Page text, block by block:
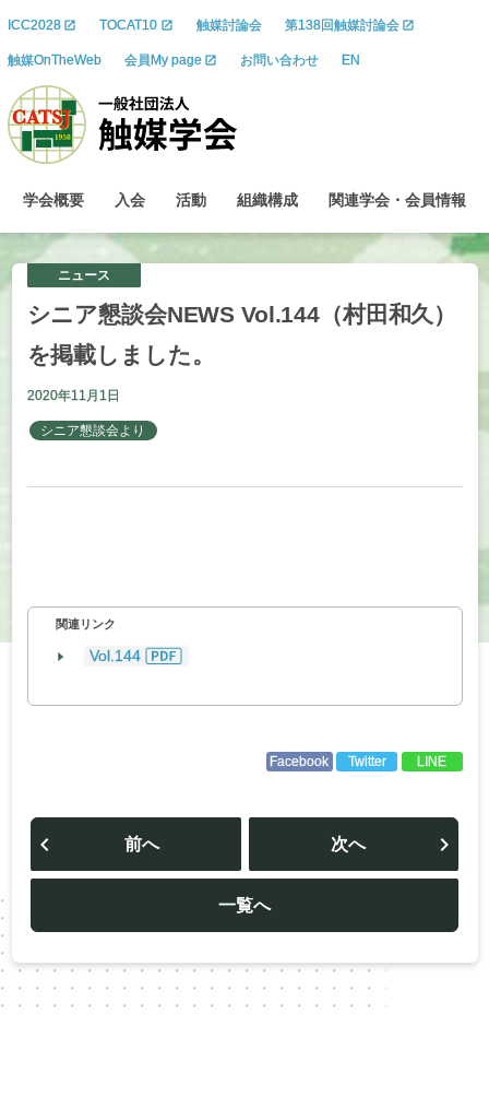
ICC2028 TOCAT10 触媒討論会 第138回触媒討論会
触媒OnTheWeb 会員My page お問い合わせ EN
学会概要 入会 活動 組織構成 関連学会 ・ 会員情報
ニュース
シニア懇談会NEWS Vol.144 （村田和久）
を掲載しました。
2020年11月1日
シニア懇談会より
関連リンク
Vol.144
Facebook Twitter LINE
投
ビ
ー
シ
ョ
前へ
一覧へ
次へ